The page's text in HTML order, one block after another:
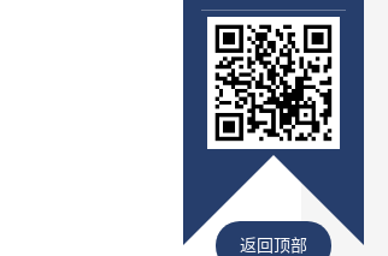
返回顶部